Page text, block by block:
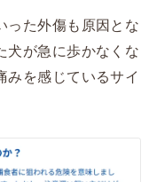
った外傷も原因とな
犬が急に歩かなくな
みを感じているサイ